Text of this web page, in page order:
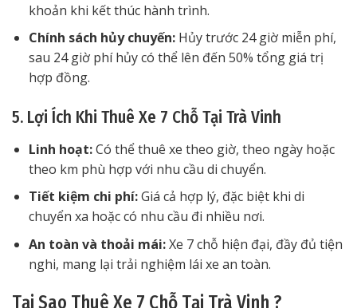
khoản khi kết thúc hành trình.
Chính sách hủy chuyến:Hủy trước 24 giờ miễn phí,
sau 24 giờ phí hủy có thể lên đến 50% tổng giá trị
hợp đồng.
5. Lợi Ích Khi Thuê Xe 7 Chỗ Tại Trà Vinh
Linh hoạt:Có thể thuê xe theo giờ, theo ngày hoặc
theo km phù hợp với nhu cầu di chuyển.
Tiết kiệm chi phí:Giá cả hợp lý, đặc biệt khi di
chuyển xa hoặc có nhu cầu đi nhiều nơi.
An toàn và thoải mái:Xe 7 chỗ hiện đại, đầy đủ tiện
nghi, mang lại trải nghiệm lái xe an toàn.
Tại Sao Thuê Xe 7 Chỗ Tại Trà Vinh ?